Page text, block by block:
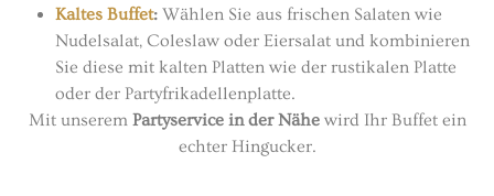
Kaltes Buffet: Wählen Sie aus frischen Salaten wie
Nudelsalat, Coleslaw oder Eiersalat und kombinieren
Sie diese mit kalten Platten wie der rustikalen Platte
oder der Partyfrikadellenplatte.
Mit unserem Partyservice in der Nähewird Ihr Buffet ein
echter Hingucker.